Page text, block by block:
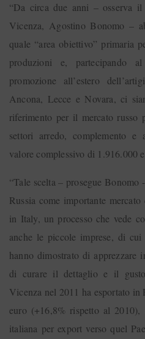
“Da circa due anni – osserva
Vicenza, Agostino Bonomo –
quale “area obiettivo” primaria
produzioni e, partecipando
promozione all’estero
Ancona, Lecce e Novara, ci
riferimento per il mercato russo
settori arredo, complemento
valore complessivo di 1.916.000
“Tale scelta – prosegue
Russia come importante
in Italy, un processo che vede
anche le piccole imprese, di
hanno dimostrato di apprezzare
di curare il dettaglio e il
Vicenza nel 2011 ha esportato
euro (+16,8% rispetto al
italiana per export verso quel